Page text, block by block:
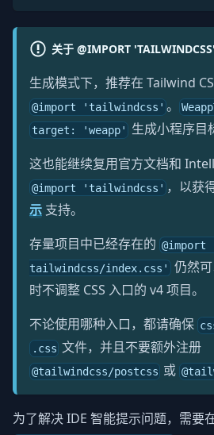
关于 @IMPORT 'TAILWINDCSS'
生成模式下，推荐在 Tailwind
@import 'tailwindcss' 。
target: 'weapp'
生成小程序目
这也能继续复用官方文档和
@import 'tailwindcss' ，以获
示 支持。
存量项目中已经存在的 @import
tailwindcss/index.css' 仍然可
时不调整 CSS 入口的 v4 项目。
不论使用哪种入口，都请确保
.css 文件，并且不要额外注册
@tailwindcss/postcss 或
为了解决 IDE 智能提示问题，需要